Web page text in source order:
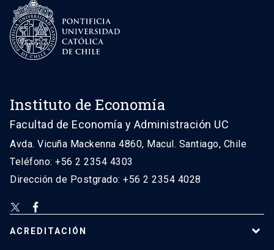
Instituto de Economía
Facultad de Economía y Administración UC
Avda. Vicuña Mackenna 4860, Macul. Santiago, Chile
Teléfono: +56 2 2354 4303
Dirección de Postgrado: +56 2 2354 4028
ACREDITACIÓN